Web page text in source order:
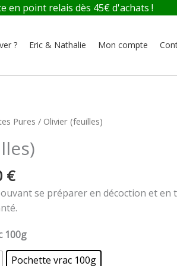
en point relais dès 45€ d'achats !
? Eric & Nathalie Mon compte
Pures / Olivier (feuilles)
€
Plage
prix :
7,00 €
à
12,00 €se préparer en décoction et en
100g
Pochette vrac 100g